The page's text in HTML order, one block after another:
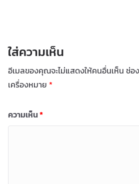
ใส่ความเห็น
อีเมลของคุณจะไม่แสดงให้คนอื่นเห็น ช่อ
เครื่องหมาย *
ความเห็น*